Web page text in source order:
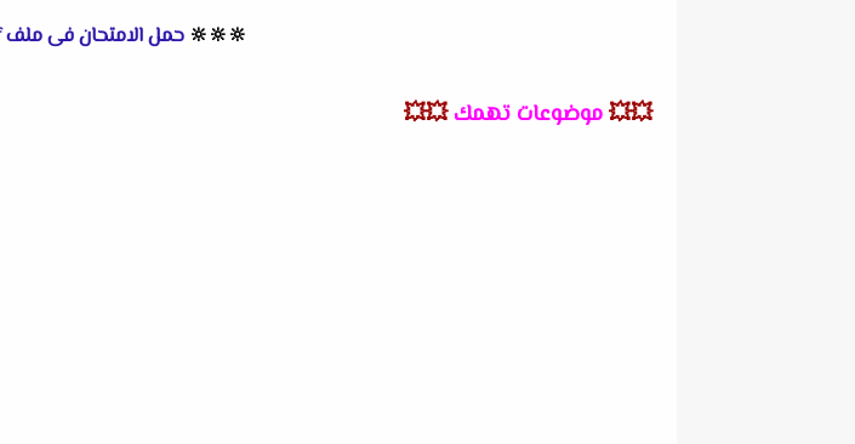
🔆
🔆
🔆 حمل الامتحان فى ملف pdf من هنااااا
💥💥موضوعات تهمك 💥💥